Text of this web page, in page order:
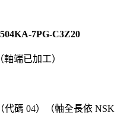
7PG-C3Z20
端已加工）
代碼 04）（軸全長依 NSK